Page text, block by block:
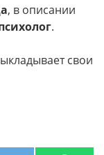
, в описании
.
свои